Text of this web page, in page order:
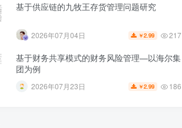
基于供应链的九牧王存货管理问题研究
2026年07月04日 ￥2.99 217
基于财务共享模式的财务风险管理—以海尔集
团为例
2026年07月23日 ￥2.99 186